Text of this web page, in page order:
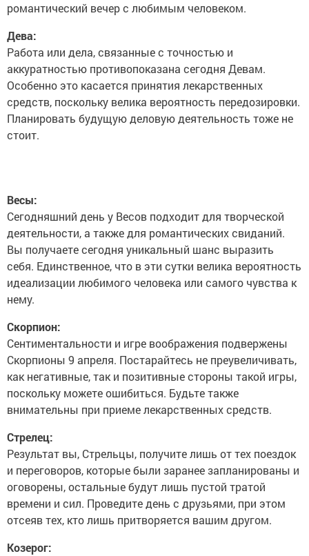
романтический вечер с любимым человеком.
Дева:
Работа или дела, связанные с точностью и
аккуратностью противопоказана сегодня Девам.
Особенно это касается принятия лекарственных
средств, поскольку велика вероятность передозировки.
Планировать будущую деловую деятельность тоже не
стоит.
Весы:
Сегодняшний день у Весов подходит для творческой
деятельности, а также для романтических свиданий.
Вы получаете сегодня уникальный шанс выразить
себя. Единственное, что в эти сутки велика вероятность
идеализации любимого человека или самого чувства к
нему.
Скорпион:
Сентиментальности и игре воображения подвержены
Скорпионы 9 апреля. Постарайтесь не преувеличивать,
как негативные, так и позитивные стороны такой игры,
поскольку можете ошибиться. Будьте также
внимательны при приеме лекарственных средств.
Стрелец:
Результат вы, Стрельцы, получите лишь от тех поездок
и переговоров, которые были заранее запланированы и
оговорены, остальные будут лишь пустой тратой
времени и сил. Проведите день с друзьями, при этом
отсеяв тех, кто лишь притворяется вашим другом.
Козерог: